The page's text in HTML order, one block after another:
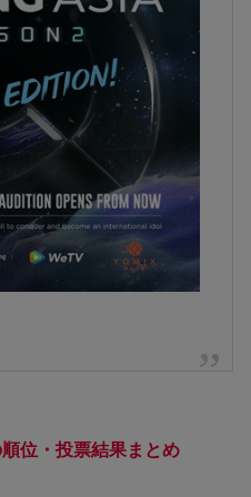
位・投票結果まとめ